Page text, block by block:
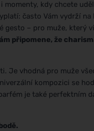
kdy chcete
často Vám vydrží
– pro muže, který
připomene, že
Je vhodná pro muže
kompozici se
je také perfektním